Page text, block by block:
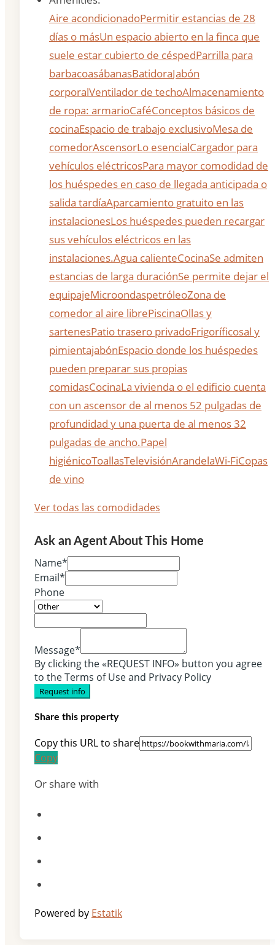
Aire acondicionadoPermitir estancias de 28
días o másUn espacio abierto en la finca que
suele estar cubierto de céspedParrilla para
barbacoasábanasBatidoraJabón
corporalVentilador de techoAlmacenamiento
de ropa: armarioCaféConceptos básicos de
cocinaEspacio de trabajo exclusivoMesa de
comedorAscensorLo esencialCargador para
vehículos eléctricosPara mayor comodidad de
los huéspedes en caso de llegada anticipada o
salida tardíaAparcamiento gratuito en las
instalacionesLos huéspedes pueden recargar
sus vehículos eléctricos en las
instalaciones.Agua calienteCocinaSe admiten
estancias de larga duraciónSe permite dejar el
equipajeMicroondaspetróleoZona de
comedor al aire librePiscinaOllas y
sartenesPatio trasero privadoFrigoríficosal y
pimientajabónEspacio donde los huéspedes
pueden preparar sus propias
comidasCocinaLa vivienda o el edificio cuenta
con un ascensor de al menos 52 pulgadas de
profundidad y una puerta de al menos 32
pulgadas de ancho.Papel
higiénicoToallasTelevisiónArandelaWi-FiCopas
de vino
Ver todas las comodidades
Ask an Agent About This Home
Name*
Email*
Phone
Message*
By clicking the «REQUEST INFO» button you agree
to the Terms of Use and Privacy Policy
Request info
Share this property
Copy this URL to share
Copy
Or share with
Powered by Estatik